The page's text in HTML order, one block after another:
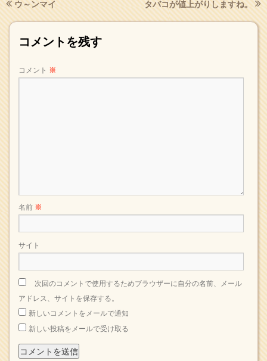
ウ～ンマイ タバコが値上がりしますね。
コメントを残す
コメント ※
名前 ※
サイト
次回のコメントで使用するためブラウザーに自分の名前、メール
アドレス、サイトを保存する。
新しいコメントをメールで通知
新しい投稿をメールで受け取る